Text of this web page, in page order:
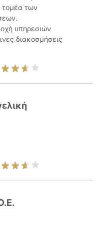
τομέα των
υπηρεσιών
διακοσμήσεις